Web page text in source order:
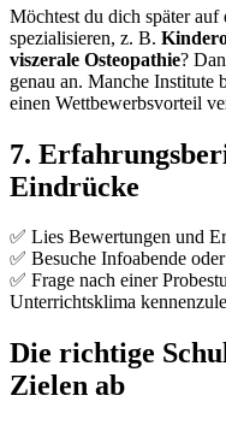
Möchtest du dich später auf
spezialisieren, z. B.
viszerale Osteopathie?
genau an. Manche Institute
einen Wettbewerbsvorteil
7.
Eindrücke
✅ Lies Bewertungen und
✅ Besuche Infoabende
✅ Frage nach einer
Unterrichtsklima
Die richtige
Zielen ab